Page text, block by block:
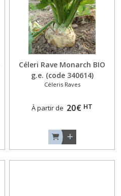
Céleri Rave Monarch BIO
g.e. (code 340614)
Céleris Raves
À partir de 20€ HT